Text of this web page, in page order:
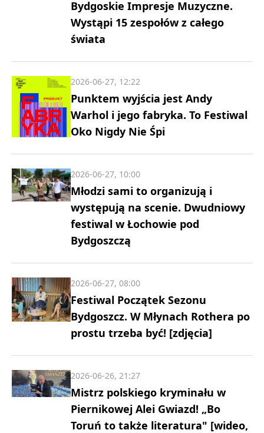
Bydgoskie Impresje Muzyczne.
Wystąpi 15 zespołów z całego
świata
Punktem wyjścia jest Andy
Warhol i jego fabryka. To Festiwal
Oko Nigdy Nie Śpi
2026-06-27, 12:22
Młodzi sami to organizują i
występują na scenie. Dwudniowy
festiwal w Łochowie pod
Bydgoszczą
2026-06-27, 10:00
Festiwal Początek Sezonu
Bydgoszcz. W Młynach Rothera po
prostu trzeba być! [zdjęcia]
2026-06-27, 08:00
Mistrz polskiego kryminału w
Piernikowej Alei Gwiazd! „Bo
Toruń to także literatura" [wideo,
2026-06-26, 21:27